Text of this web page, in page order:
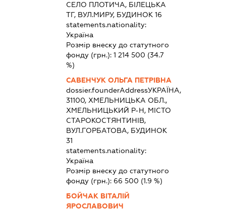
СЕЛО ПЛОТИЧА, БІЛЕЦЬКА
ТГ, ВУЛ.МИРУ, БУДИНОК 16
statements.nationality:
Україна
Розмір внеску до статутного
фонду (грн.):1 214 500 (34.7
%)
САВЕНЧУК ОЛЬГА ПЕТРІВНА
dossier.founderAddressУКРАЇНА,
31100, ХМЕЛЬНИЦЬКА ОБЛ.,
ХМЕЛЬНИЦЬКИЙ Р-Н, МІСТО
СТАРОКОСТЯНТИНІВ,
ВУЛ.ГОРБАТОВА, БУДИНОК
31
statements.nationality:
Україна
Розмір внеску до статутного
фонду (грн.): 66 500 (1.9 %)
БОЙЧАК ВІТАЛІЙ
ЯРОСЛАВОВИЧ